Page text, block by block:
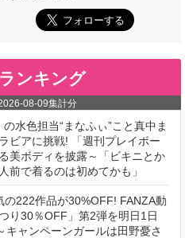
ンキング
08-09集計分
の水色担当“まなふぃ”こと真中ま
ビアに挑戦! 「週刊プレイボー
美ボディを披露～「ビキニとか
前で着るのは初めてかも」
の222作品が30%OFF! FANZA動
り30％OFF」第2弾を明日1日
キャンペーンガールは田野憂さ